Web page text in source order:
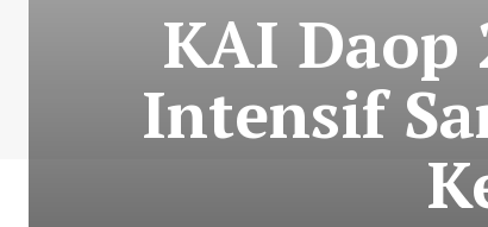
KAI Daop
Intensif